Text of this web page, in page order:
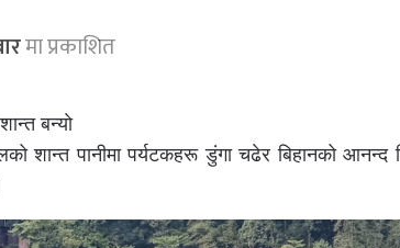
मा प्रकाशित
बन्याे
शान्त पानीमा पर्यटकहरू डुंगा चढेर बिहानको